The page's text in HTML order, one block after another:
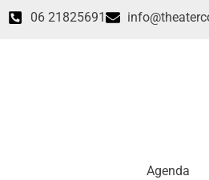
06 21825691
Agenda